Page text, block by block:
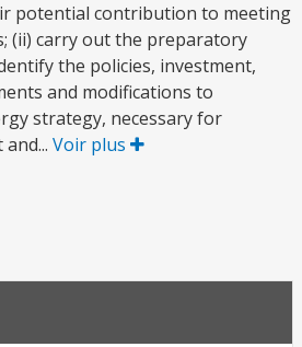
potential contribution to meeting
(ii) carry out the preparatory
the policies, investment,
and modifications to
strategy, necessary for
Voir plus